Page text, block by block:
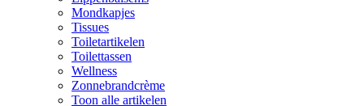
Mondkapjes
Tissues
Toiletartikelen
Toilettassen
Wellness
Zonnebrandcrème
Toon alle artikelen